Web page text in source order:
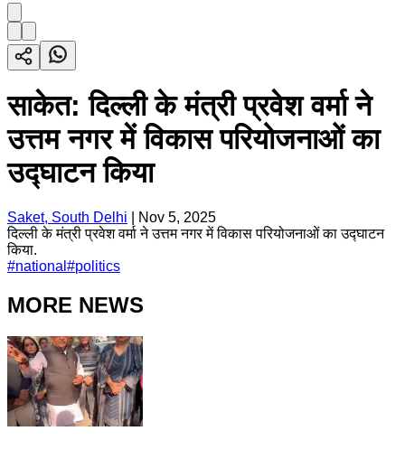
साकेत: दिल्ली के मंत्री प्रवेश वर्मा ने
उत्तम नगर में विकास परियोजनाओं का
उद्घाटन किया
Saket, South Delhi
Nov 5, 2025
दिल्ली के मंत्री प्रवेश वर्मा ने उत्तम नगर में विकास परियोजनाओं का उद्घाटन
किया.
#national #politics
MORE NEWS